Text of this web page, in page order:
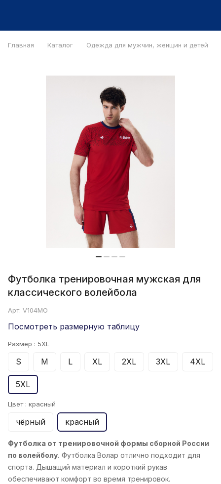
Главная Каталог Одежда для мужчин, женщин и детей
Футболка тренировочная мужская для
классического волейбола
Арт. V104MO
Посмотреть размерную таблицу
Размер : 5XL
S M L XL 2XL 3XL 4XL
5XL
Цвет : красный
чёрный красный
Футболка от тренировочной формы сборной России
по волейболу. Футболка Волар отлично подходит для
спорта. Дышащий материал и короткий рукав
обеспечивают комфорт во время тренировок.